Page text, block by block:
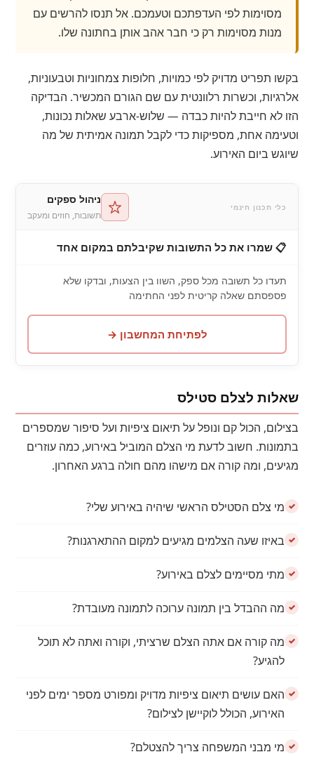
מסוימות לפי העדפתכם וטעמכם. אל תנסו להרשים עם
מנות מסוימות רק כי חבר אהב אותן בחתונה שלו.
בקשו תפריט מדויק לפי כמויות, חלופות צמחוניות וטבעוניות,
אלרגיות, וכשרות רלוונטית עם שם הגורם המכשיר. הבדיקה
הזו לא חייבת להיות כבדה — שלוש-ארבע שאלות נכונות,
וטעימה אחת, מספיקות כדי לקבל תמונה אמיתית של מה
שיוגש ביום האירוע.
כלי תכנון חינמי
ניהול ספקים
תשובות, חוזים ומעקב
📋 שמרו את כל התשובות שקיבלתם במקום אחד
תעדו כל תשובה מכל ספק, השוו בין הצעות, ובדקו שלא
פספסתם שאלה קריטית לפני החתימה
לפתיחת המחשבון →
שאלות לצלם סטילס
בצילום, הכול קם ונופל על תיאום ציפיות ועל סיפור שמספרים
בתמונות. חשוב לדעת מי הצלם המוביל באירוע, כמה עוזרים
מגיעים, ומה קורה אם מישהו מהם חולה ברגע האחרון.
מי צלם הסטילס הראשי שיהיה באירוע שלי?
באיזו שעה הצלמים מגיעים למקום ההתארגנות?
מתי מסיימים לצלם באירוע?
מה ההבדל בין תמונה ערוכה לתמונה מעובדת?
מה קורה אם אתה הצלם שרציתי, וקורה ואתה לא תוכל
להגיע?
האם עושים תיאום ציפיות מדויק ומפורט מספר ימים לפני
האירוע, הכולל לוקיישן לצילום?
מי מבני המשפחה צריך להצטלם?